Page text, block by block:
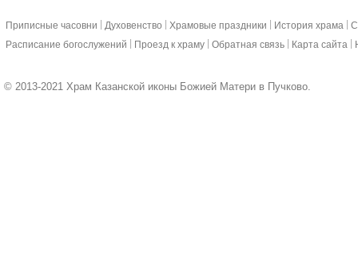
Приписные часовни Духовенство Храмовые праздники История храма
Расписание богослужений
Проезд к храму Обратная связь Карта сайта
© 2013-2021 Храм Казанской иконы Божией Матери в Пучково.